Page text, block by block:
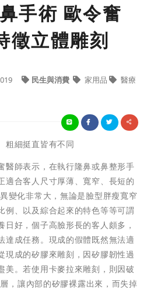
手術 歐令奮
徵立體雕刻
民生與消費 家用品 醫療
粗細挺直皆有不同
醫師表示，在執行隆鼻或鼻整形手
適合客人尺寸厚薄、寬窄、長短的
變化非常大，無論是臉型胖瘦寬窄
例、以及綜合起來的特色等等可謂
好，個子高臉形長的客人頗多，
達成任務。現成的假體既然無法適
現成的矽膠來雕刻，因矽膠韌性過
美。若使用卡麥拉來雕刻，則因破
，讓內部的矽膠裸露出來，而失掉